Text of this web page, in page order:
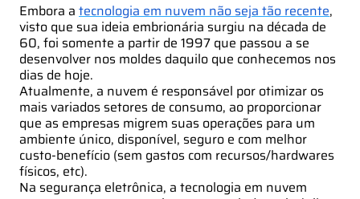
Embora a tecnologia em nuvem não seja tão recente,
visto que sua ideia embrionária surgiu na década de
60, foi somente a partir de 1997 que passou a se
desenvolver nos moldes daquilo que conhecemos nos
dias de hoje.
Atualmente, a nuvem é responsável por otimizar os
mais variados setores de consumo, ao proporcionar
que as empresas migrem suas operações para um
ambiente único, disponível, seguro e com melhor
custo-benefício (sem gastos com recursos/hardwares
físicos, etc).
Na segurança eletrônica, a tecnologia em nuvem